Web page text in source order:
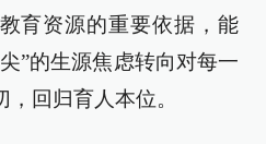
育资源的重要依据，能
”的生源焦虑转向对每一
回归育人本位。